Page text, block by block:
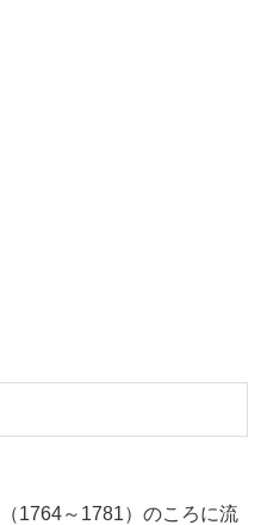
1764～1781）のころに流